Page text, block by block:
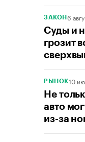
ЗАКОН 6
Суды и
грозит
РЫНОК10
Не
авто
из-за